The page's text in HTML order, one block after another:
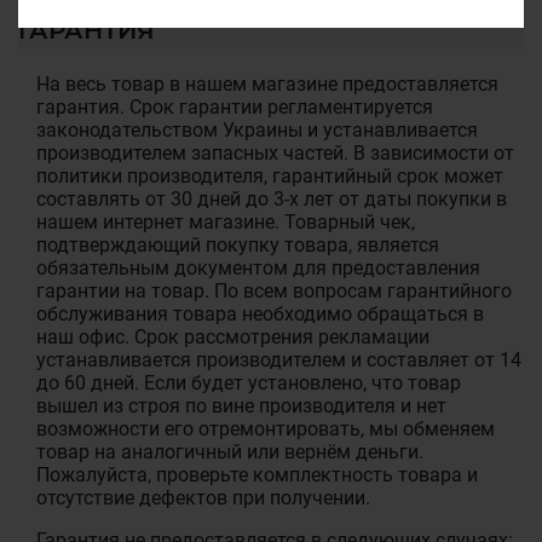
ГАРАНТИЯ
На весь товар в нашем магазине предоставляется
гарантия. Срок гарантии регламентируется
законодательством Украины и устанавливается
производителем запасных частей. В зависимости от
политики производителя, гарантийный срок может
составлять от 30 дней до 3-х лет от даты покупки в
нашем интернет магазине. Товарный чек,
подтверждающий покупку товара, является
обязательным документом для предоставления
гарантии на товар. По всем вопросам гарантийного
обслуживания товара необходимо обращаться в
наш офис. Срок рассмотрения рекламации
устанавливается производителем и составляет от 14
до 60 дней. Если будет установлено, что товар
вышел из строя по вине производителя и нет
возможности его отремонтировать, мы обменяем
товар на аналогичный или вернём деньги.
Пожалуйста, проверьте комплектность товара и
отсутствие дефектов при получении.